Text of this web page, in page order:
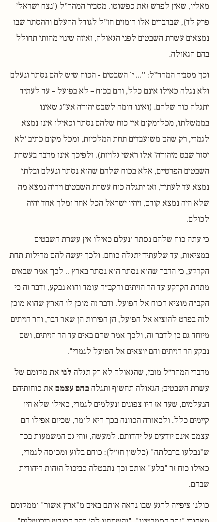
מאליו, שאין לפרש זאת כפשוטו. מסביר המהר״ל (׳נצח ישראל׳
פרק לד), שבדברים אלו רומזים חז״ל לגודל ההעלם וההסתר שבו
נמצאים עשרת השבטים לפני הגאולה, ואיזה שינוי מהותי תחולל
בהם הגאולה.
וכך מסביר המהר״ל: ׳׳... י׳ השבטים - הכוח שיש להם נסתר ונעלם
ולא נגלה כאילו אינם כלל, והם בכוח – לא בפועל – עד לעתיד
יתגלה כוח שלהם. (ואינו דומה לשבט יהודה אע״ג שאינו
בממשלתו, מכל־מקום אין כוח שלהם נסתר וכאילו אינו נמצא
לגמרי, רק שהם משועבדים תחת המלכיות, ומכל מקום כתיב ׳לא
יסור שבט מיהודה׳ אלו ראשי גלויות). ולפיכך אינו מדבר בעשרת
השבטים הפרטיים, אלא בכוח שלהם שהוא נסתר ונעלם ובלתי
נמצא עד לעתיד, ואז יתגלה כוח עשרת השבטים ויהיה נמצא מה
שלא היה נמצא קודם, ויהיו ישראל הכל אחד ומלך אחד יהיה
לכולם.
כי עתה כוח שלהם נסתר ונעלם כאילו אין עשרת השבטים
במציאות, עד שלעתיד יתגלה כוחם. ולכך יעשה להם מחילות תחת
הקרקע, כי הדבר שהוא נסתר הוא נסתר בארץ .. לכך אמר שבאים
מתחת הקרקע עד הר הזיתים והקב״ה עומד והוא נבקע, ודבר זה כי
הקב״ה מוציא הכוח אל הפועל. ודבר זה מוכן לו הארץ שהוא מוכן
לזה בפרט להוציא אל הפועל, הן הפירות הן שאר דבר, והר הזיתים
מיוחד גם כן לדבר זה, ולכך אמר שהם באים עד הר הזיתים, ושם
נבקע הר הזיתים והם יוצאים אל הפועל לגמרי".
מדברי המהר״ל מובן, שהגאולה לא רק תגלה לנו את מקומם של
עשרת השבטים; הגאולה תחשוף ותגלה בהם עצמם את כוחותיהם
הנעלמים, שעד אז היו צפונים ונעלמים לגמרי, כאילו שלא היו
קיימים כלל. ולכאורה הכוונה בכך היא לומר, שכיום אפילו הם
עצמם אינם יודעים על יהדותם. למעשה, זוהי גם המשמעות בכך
ש"נבלעו ברבלתה" (כלשון חז״ל): כוחם בלוע ומכוסה לגמרי,
כאילו כוח זר "בלע" אותם וכך נתבטלה כביכול הזהות היהודית
שבהם.
כולנו ציפייה לרגע שבו נראה אותם באים מ"ארץ אשור" וממקומם